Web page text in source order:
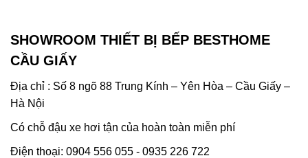
SHOWROOM THIẾT BỊ BẾP BESTHOME
CẦU GIẤY
Địa chỉ : Số 8 ngõ 88 Trung Kính – Yên Hòa – Cầu Giấy –
Hà Nội
Có chỗ đậu xe hơi tận của hoàn toàn miễn phí
Điện thoại: 0904 556 055 - 0935 226 722